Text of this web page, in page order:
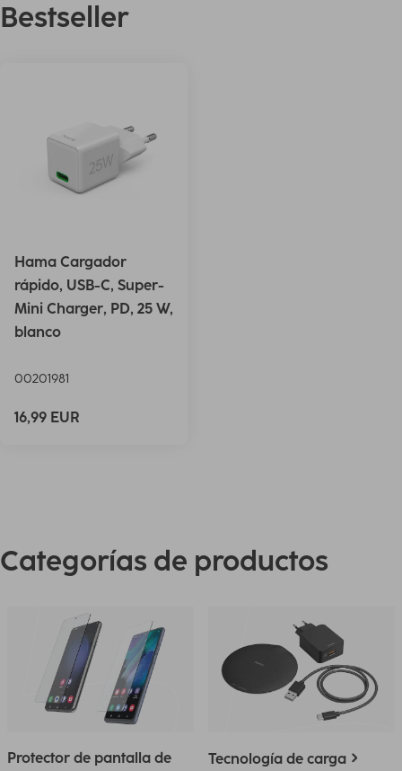
Bestseller
Hama Cargador
rápido, USB-C, Super-
Mini Charger, PD, 25 W,
blanco
00201981
16,99 EUR
Categorías de productos
Protector de pantalla de
Tecnología de carga